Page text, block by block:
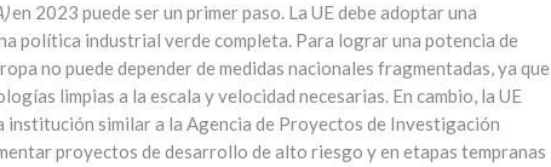
en 2023 puede ser un primer paso. La UE debe adoptar una
política industrial verde completa. Para lograr una potencia de
no puede depender de medidas nacionales fragmentadas, ya que
limpias a la escala y velocidad necesarias. En cambio, la UE
similar a la Agencia de Proyectos de Investigación
proyectos de desarrollo de alto riesgo y en etapas tempranas